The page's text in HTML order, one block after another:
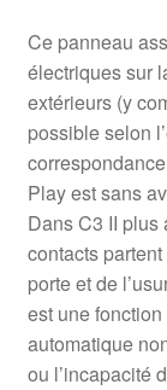
Ce panneau
électriques sur
extérieurs (y
possible selon
Play est sans
Dans C3 II plus
contacts
porte et de
est une
automatique
ou l’incapacité